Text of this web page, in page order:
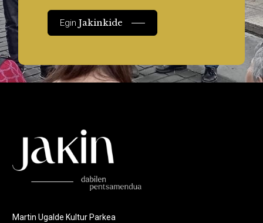
EginJakinkide
Martin Ugalde Kultur Parkea